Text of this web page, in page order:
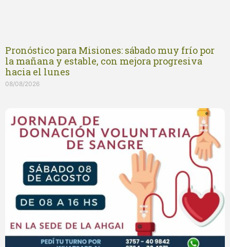
Pronóstico para Misiones: sábado muy frío por
la mañana y estable, con mejora progresiva
hacia el lunes
08/08/2026